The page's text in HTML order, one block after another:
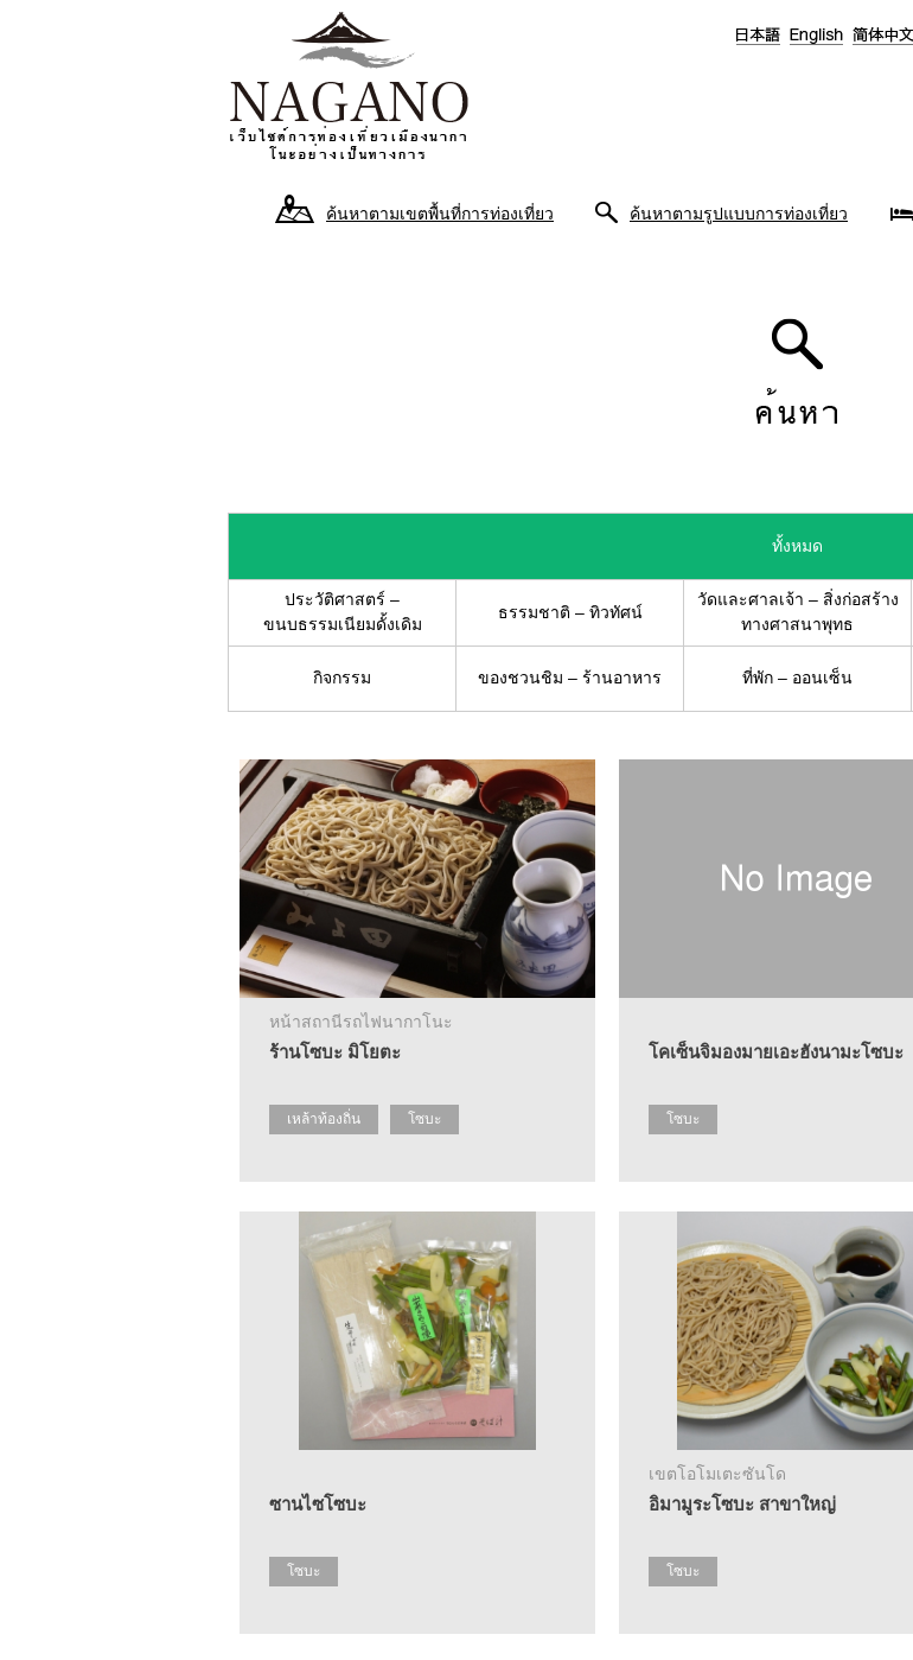
ค้นหาตามเขตพื้นที่การท่องเที่ยว ค้นหาตามรูปแบบการท่องเที่ยว
ทั้งหมด
ประวัติศาสตร์ –
ขนบธรรมเนียมดั้งเดิม
ธรรมชาติ – ทิวทัศน์
วัดและศาลเจ้า – สิ่งก่อสร้าง
ทางศาสนาพุทธ
กิจกรรม ของชวนชิม – ร้านอาหาร ที่พัก – ออนเซ็น
หน้าสถานีรถไฟนากาโนะ
ร้านโซบะ มิโยตะ
เหล้าท้องถิ่น โซบะ
โคเซ็นจิมองมายเอะฮังนามะโซบะ
โซบะ
ซานไซโซบะ
โซบะ
เขตโอโมเตะซันโด
อิมามูระโซบะ สาขาใหญ่
โซบะ